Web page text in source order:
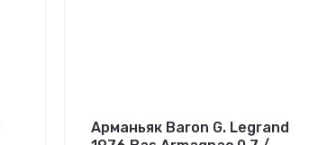
Арманьяк Baron G. Legrand